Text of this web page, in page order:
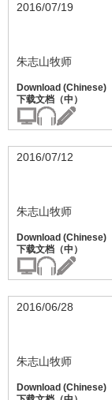
2016/07/19
朱志山牧师
2016/07/12
朱志山牧师
2016/06/28
朱志山牧师